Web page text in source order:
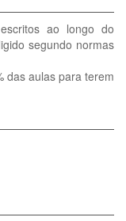
ao longo do
segundo normas
das aulas para terem